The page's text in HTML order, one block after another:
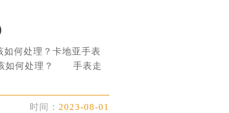
何处理？卡地亚手表
该如何处理？ 手表走
时间： 2023-08-01